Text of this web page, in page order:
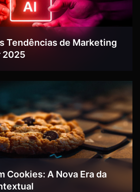
Tendências de Marketing
2025
Cookies: A Nova Era da